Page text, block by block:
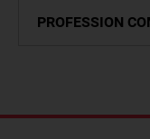
PROFESSION